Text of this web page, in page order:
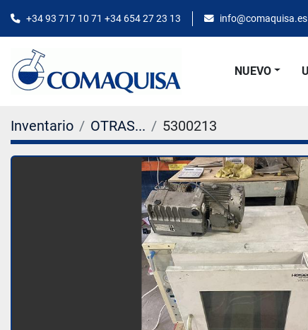
+34 93 717 10 71 +34 654 27 23 13 info@comaquisa.es
NUEVO
Inventario OTRAS... 5300213